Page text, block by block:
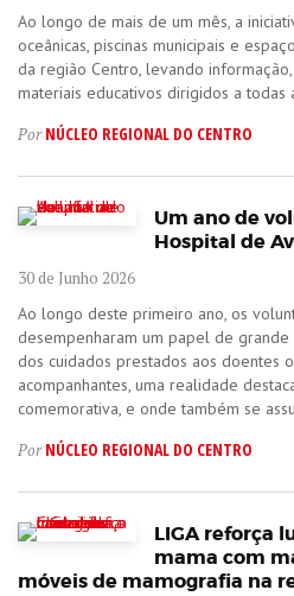
Ao longo de mais de um mês, a
oceânicas, piscinas municipais e
da região Centro, levando
materiais educativos dirigidos a todas
PorNÚCLEO REGIONAL DO CENTRO
Um ano de
Hospital de
30 de Junho 2026
Ao longo deste primeiro ano, os
desempenharam um papel de grande
dos cuidados prestados aos doentes
acompanhantes, uma realidade
comemorativa, e onde também se
PorNÚCLEO REGIONAL DO CENTRO
LIGA reforça
mama com
móveis de mamografia na